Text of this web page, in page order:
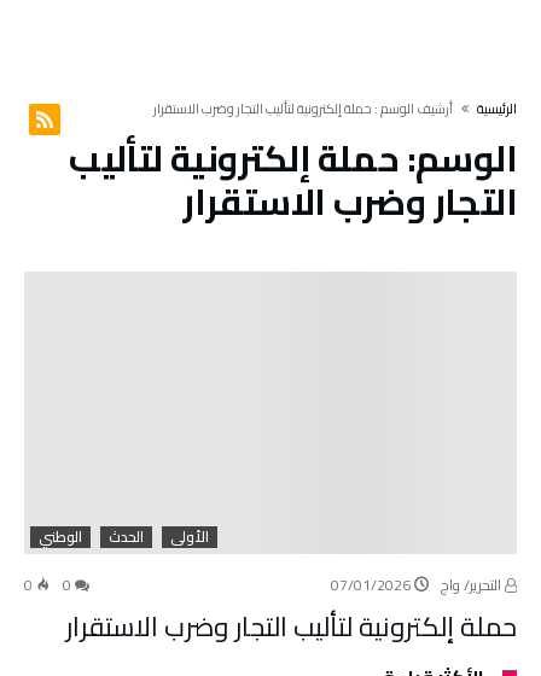
‫الرئيسية‬ ‫أرشيف الوسم :‬ حملة إلكترونية لتأليب التجار وضرب الاستقرار
الوسم:حملة إلكترونية لتأليب
التجار وضرب الاستقرار
الأولى الحدث
الوطني
التحرير/ واج
07/01/2026
0
حملة إلكترونية لتأليب التجار وضرب الاستقرار